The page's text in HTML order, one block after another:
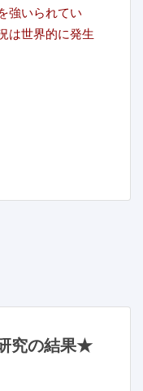
強いられてい
は世界的に発生
究の結果★